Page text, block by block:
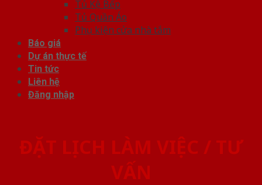
Tủ Kệ Bếp
Tủ Quần Áo
Phụ kiện cửa nhà tắm
Báo giá
Dự án thực tế
Tin tức
Liên hệ
Đăng nhập
ĐẶT LỊCH LÀM VIỆC / TƯ
VẤN